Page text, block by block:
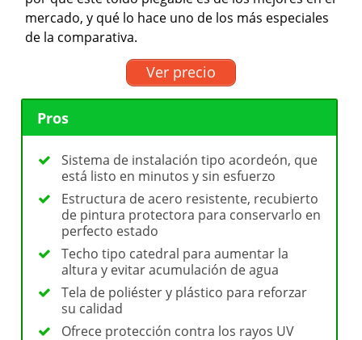
mercado, y qué lo hace uno de los más especiales
de la comparativa.
Ver precio
Pros
Sistema de instalación tipo acordeón, que
está listo en minutos y sin esfuerzo
Estructura de acero resistente, recubierto
de pintura protectora para conservarlo en
perfecto estado
Techo tipo catedral para aumentar la
altura y evitar acumulación de agua
Tela de poliéster y plástico para reforzar
su calidad
Ofrece protección contra los rayos UV